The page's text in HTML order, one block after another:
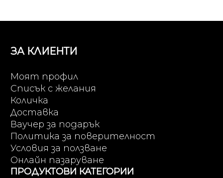
ЗА КЛИЕНТИ
Моят профил
Списък с желания
Количка
Доставка
Ваучер за подарък
Политика за поверителност
Условия за ползване
Онлайн пазаруване
ПРОДУКТОВИ КАТЕГОРИИ